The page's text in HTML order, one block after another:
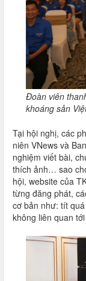
Đoàn viên
khoáng sản
Tại hội nghị, các
niên VNews và
nghiệm viết bài,
thích ảnh… sao
hội, website của
từng đăng phát,
cơ bản như: tít
không liên quan